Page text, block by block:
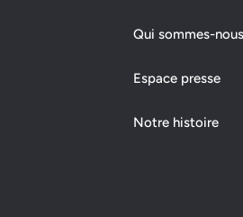
Qui sommes-
Espace presse
Notre histoire